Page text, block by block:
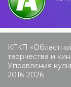
КГКП
творчества и
Управления
2016-2026